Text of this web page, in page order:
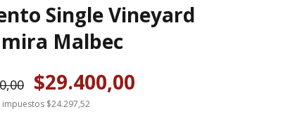
Single Vineyard
Malbec
$29.400,00
impuestos $24.297,52